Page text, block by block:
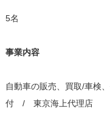
5名
事業内容
自動車の販売、買取/車
付 / 東京海上代理店